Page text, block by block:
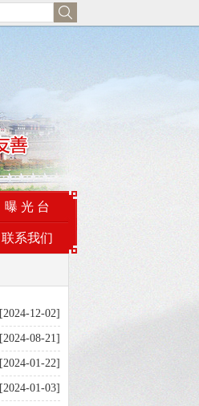
曝 光 台
联系我们
[2024-12-02]
[2024-08-21]
[2024-01-22]
[2024-01-03]